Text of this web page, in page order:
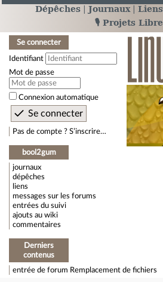
Dépêches Journaux Liens
🎙️ Projets
Se connecter
Identifiant
Mot de passe
Connexion automatique
Pas de compte ? S’inscrire…
bool2gum
journaux
dépêches
liens
messages sur les forums
entrées du suivi
ajouts au wiki
commentaires
Derniers
contenus
entrée de forum Remplacement de fichiers